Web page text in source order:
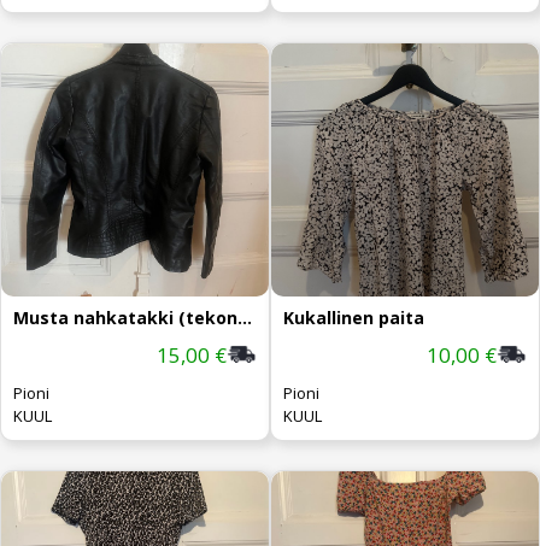
Musta nahkatakki (tekonahka)
15,00 €
Pioni
KUUL
Kukallinen paita
10,00 €
Pioni
KUUL